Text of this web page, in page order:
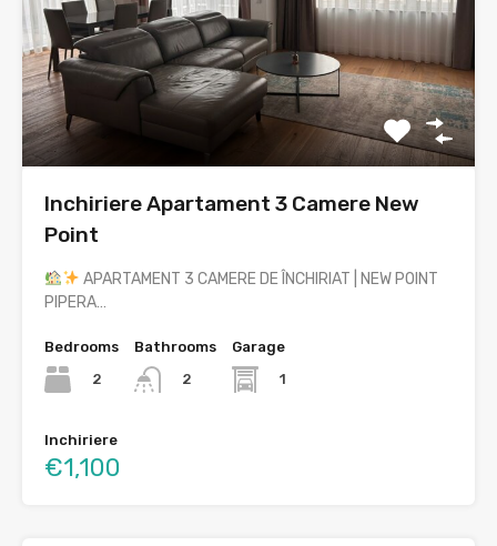
Inchiriere Apartament 3 Camere New
Point
APARTAMENT 3 CAMERE DE ÎNCHIRIAT | NEW POINT
PIPERA…
Bedrooms
2
Bathrooms
2
Garage
1
Inchiriere
€1,100